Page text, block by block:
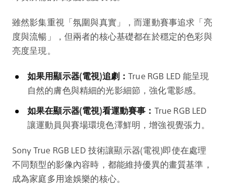
雖然影集重視「氛圍與真實」，而運動賽事追求「亮
度與流暢」，但兩者的核心基礎都在於穩定的色彩與
亮度呈現。
如果用顯示器(電視)追劇：True RGB LED 能呈現
自然的膚色與精細的光影細節，強化電影感。
如果在顯示器(電視)看運動賽事： True RGB LED
讓運動員與賽場環境色澤鮮明，增強視覺張力。
Sony True RGB LED 技術讓顯示器(電視)即使在處理
不同類型的影像內容時，都能維持優異的畫質基準，
成為家庭多用途娛樂的核心。